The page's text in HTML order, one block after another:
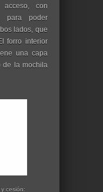
con
para poder
lados, que
forro interior
una capa
de la mochila
cesión: